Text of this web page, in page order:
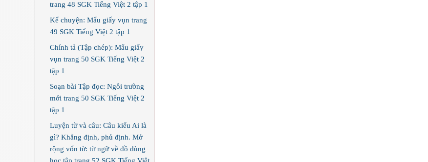
trang 48 SGK Tiếng Việt 2 tập 1
Kể chuyện: Mẩu giấy vụn trang
49 SGK Tiếng Việt 2 tập 1
Chính tả (Tập chép): Mẩu giấy
vụn trang 50 SGK Tiếng Việt 2
tập 1
Soạn bài Tập đọc: Ngôi trường
mới trang 50 SGK Tiếng Việt 2
tập 1
Luyện từ và câu: Câu kiểu Ai là
gì? Khẳng định, phủ định. Mở
rộng vốn từ: từ ngữ về đồ dùng